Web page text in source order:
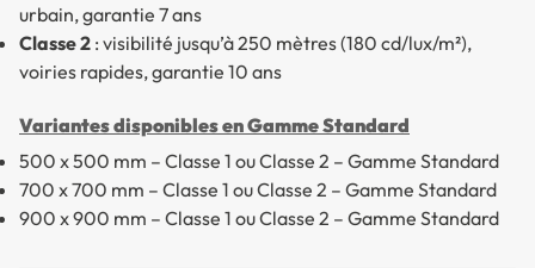
urbain, garantie 7 ans
Classe 2 : visibilité jusqu’à 250 mètres (180 cd/lux/m²),
voiries rapides, garantie 10 ans
Variantes disponibles en Gamme Standard
500 x 500 mm – Classe 1 ou Classe 2 – Gamme Standard
700 x 700 mm – Classe 1 ou Classe 2 – Gamme Standard
900 x 900 mm – Classe 1 ou Classe 2 – Gamme Standard